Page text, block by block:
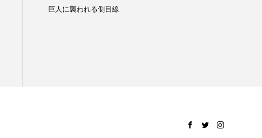
巨人に襲われる側目線